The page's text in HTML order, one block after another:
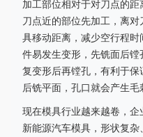
加工部位相对于对刀点的
刀点近的部位先加工，离
具移动距离，减少空行程
件易发生变形，先铣面后
复变形后再镗孔，有利于
后铣平面，孔口就会产生毛
现在模具行业越来越卷，
新能源汽车模具，形状复